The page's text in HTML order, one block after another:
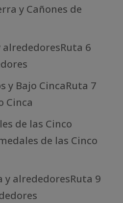
y Cañones de
alrededoresRuta 6
y Bajo CincaRuta 7
Cinca
de las Cinco
de las Cinco
y alrededoresRuta 9